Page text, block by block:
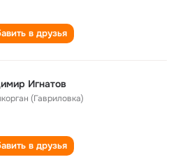
в друзья
Игнатов
(Гавриловка)
в друзья